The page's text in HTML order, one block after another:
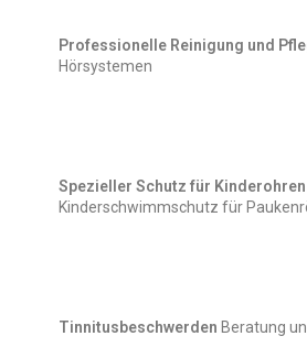
Professionelle Reinigung und
Hörsystemen
Spezieller Schutz für Kinderohren
Kinderschwimmschutz für
Tinnitusbeschwerden Beratung